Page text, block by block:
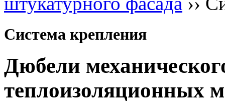
Система крепления
Дюбели
теплоизоляционных